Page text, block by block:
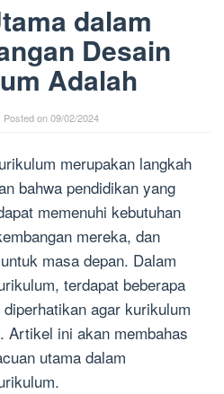
dalam
Desain
Adalah
Posted on09/02/2024
merupakan langkah
bahwa pendidikan yang
memenuhi kebutuhan
mereka, dan
masa depan. Dalam
terdapat beberapa
agar kurikulum
Artikel ini akan membahas
utama dalam